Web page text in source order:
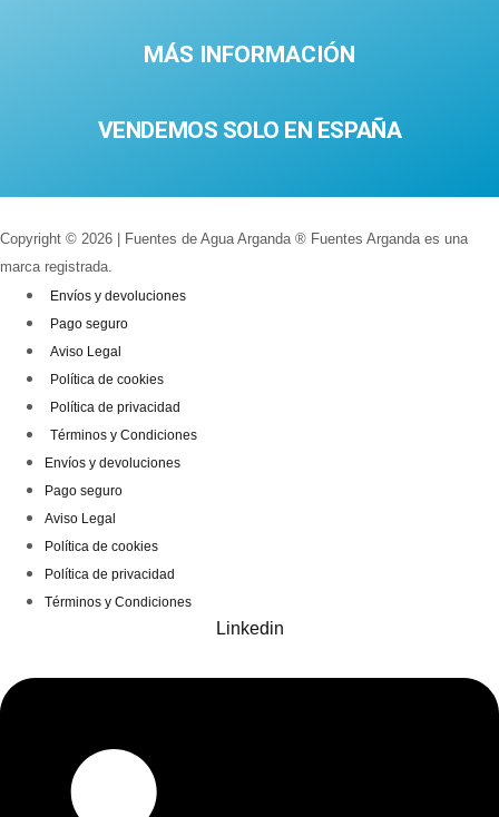
MÁS INFORMACIÓN
VENDEMOS SOLO EN ESPAÑA
Copyright © 2026 | Fuentes de Agua Arganda ® Fuentes Arganda es una
marca registrada.
Envíos y devoluciones
Pago seguro
Aviso Legal
Política de cookies
Política de privacidad
Términos y Condiciones
Envíos y devoluciones
Pago seguro
Aviso Legal
Política de cookies
Política de privacidad
Términos y Condiciones
Linkedin